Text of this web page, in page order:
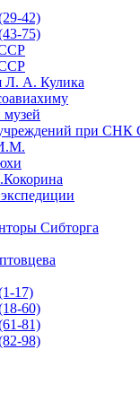
42)
75)
Л. А. Кулика
при
Сибторга
17)
60)
81)
98)